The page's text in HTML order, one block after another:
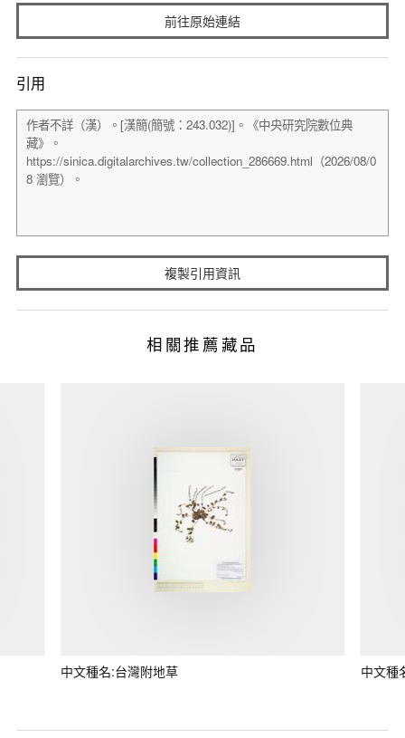
前往原始連結
引用
複製引用資訊
相關推薦藏品
中文種名:台灣附地草 中文種